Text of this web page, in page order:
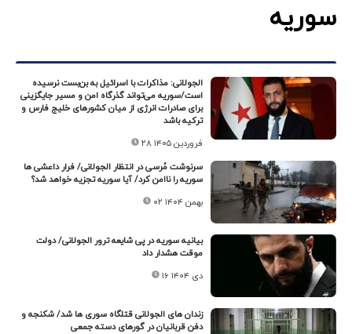
سوریه
الجولانی: مذاکرات با اسرائیل به بن‌بست نرسیده
است/سوریه می‌تواند گذرگاه امن و مسیر جایگزینی
برای صادرات انرژی از میان کشورهای خلیج فارس و
ترکیه باشد
۲۸ فروردین ۱۴۰۵
سرنوشت مُرسی در انتظار الجولانی/ فرار داعشی ها
سوریه را ناامن کرد/ آیا سوریه تجزیه خواهد شد؟
۰۲ بهمن ۱۴۰۴
بیانیه سوریه در پی شایعه ترور الجولانی/ دولت
موقت هشدار داد
۱۶ دی ۱۴۰۴
زندان های الجولانی قتلگاه سوری ها شد/ شکنجه و
دفن قربانیان در گورهای دسته جمعی